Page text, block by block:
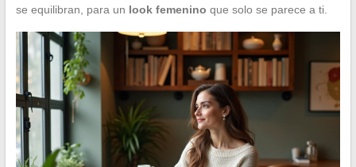
se equilibran, para un look femenino que solo se parece a ti.